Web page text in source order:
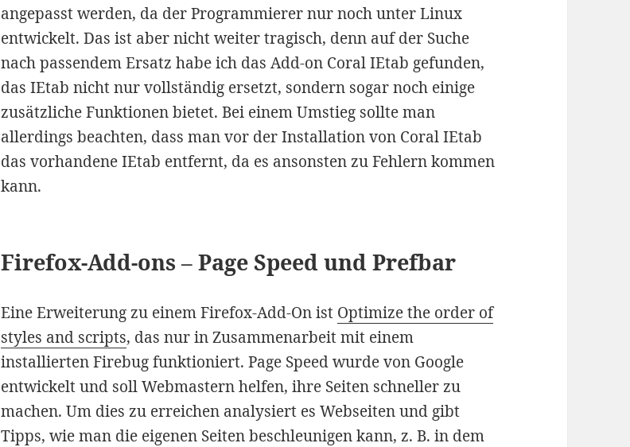
angepasst werden, da der Programmierer nur noch unter Linux
entwickelt. Das ist aber nicht weiter tragisch, denn auf der Suche
nach passendem Ersatz habe ich das Add-on Coral IEtab gefunden,
das IEtab nicht nur vollständig ersetzt, sondern sogar noch einige
zusätzliche Funktionen bietet. Bei einem Umstieg sollte man
allerdings beachten, dass man vor der Installation von Coral IEtab
das vorhandene IEtab entfernt, da es ansonsten zu Fehlern kommen
kann.
Firefox-Add-ons – Page Speed und Prefbar
Eine Erweiterung zu einem Firefox-Add-On ist Optimize the order of
styles and scripts, das nur in Zusammenarbeit mit einem
installierten Firebug funktioniert. Page Speed wurde von Google
entwickelt und soll Webmastern helfen, ihre Seiten schneller zu
machen. Um dies zu erreichen analysiert es Webseiten und gibt
Tipps, wie man die eigenen Seiten beschleunigen kann, z. B. in dem